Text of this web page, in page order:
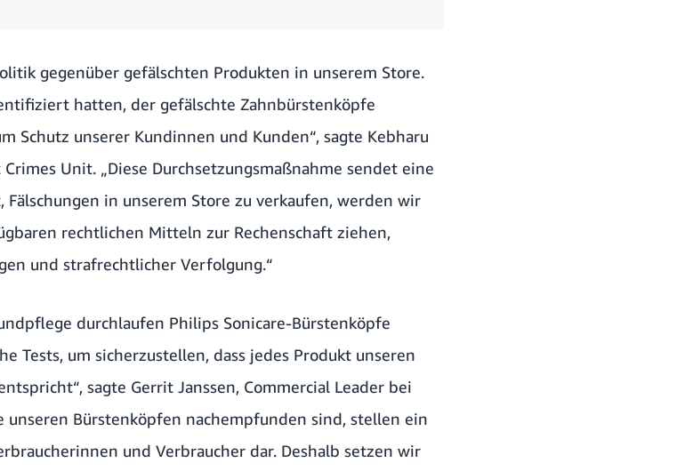
gegenüber gefälschten Produkten in unserem Store.
hatten, der gefälschte Zahnbürstenköpfe
Schutz unserer Kundinnen und Kunden“, sagte Kebharu
Unit. „Diese Durchsetzungsmaßnahme sendet eine
in unserem Store zu verkaufen, werden wir
rechtlichen Mitteln zur Rechenschaft ziehen,
und strafrechtlicher Verfolgung.“
durchlaufen Philips Sonicare-Bürstenköpfe
Tests, um sicherzustellen, dass jedes Produkt unseren
sagte Gerrit Janssen, Commercial Leader bei
unseren Bürstenköpfen nachempfunden sind, stellen ein
und Verbraucher dar. Deshalb setzen wir